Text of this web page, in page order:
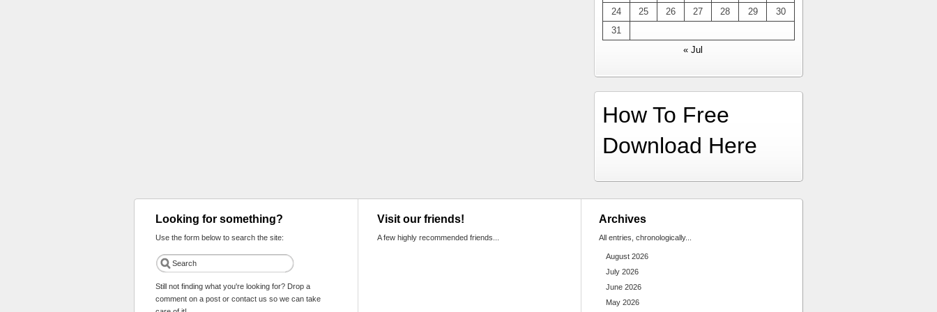
24
25 26 27 28 29
30
31
« Jul
How To Free
Download Here
Looking for something?
Use the form below to search the site:
Still not finding what you're looking for? Drop a
comment on a post or contact us so we can take
Visit our friends!
A few highly recommended friends...
Archives
All entries, chronologically...
August 2026
July 2026
June 2026
May 2026